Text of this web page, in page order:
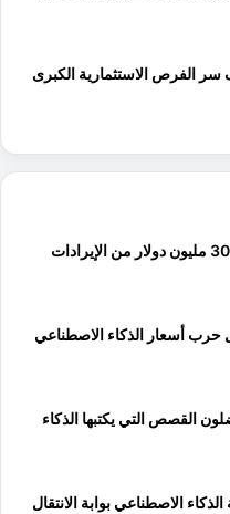
الفرص الاستثمارية الكبرى
سافيينت تتجاوز 300 مليون دولار من الإيرادات
أسعار الذكاء الاصطناعي
القصص التي يكتبها الذكاء
الاصطناعي بوابة الانتقال